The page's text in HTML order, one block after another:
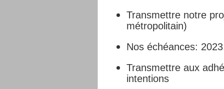
Transmettre notre
métropolitain)
Nos échéances:
Transmettre aux
intentions